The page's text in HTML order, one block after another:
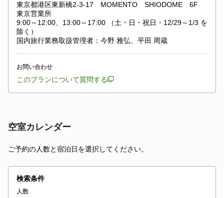
東京都港区東新橋2-3-17 MOMENTO SHIODOME 6F
東京営業所
9:00～12:00、13:00～17:00 （土・日・祝日・12/29～1/3 を
除く）
国内旅行業務取扱管理者：今野 雅弘、平田 周蔵
お問い合わせ
このプランについて質問する
空室カレンダー
ご予約の人数と宿泊日を選択してください。
検索条件
人数